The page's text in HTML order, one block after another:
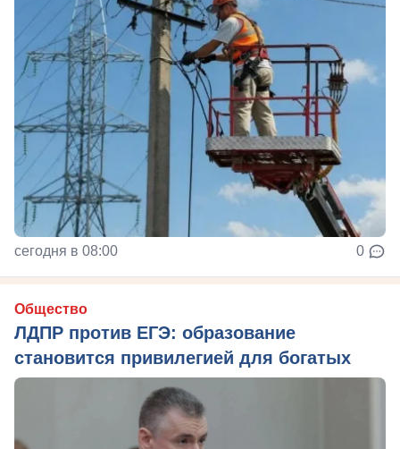
сегодня в 08:00 0
Общество
ЛДПР против ЕГЭ: образование
становится привилегией для богатых